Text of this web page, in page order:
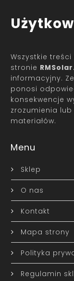
Wszystkie
stronie
informacyjny.
ponosi
konsekwencje
zrozumienia
materiałów.
Menu
Sklep
O nas
Kontakt
Mapa strony
Polityka
Regulamin